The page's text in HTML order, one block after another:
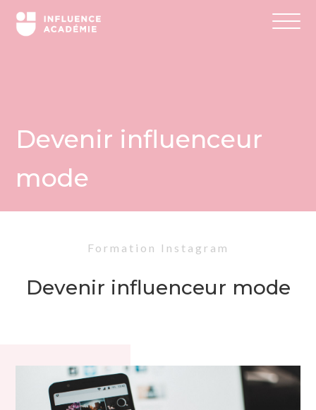
Devenir influenceur
mode
Formation Instagram
Devenir influenceur mode